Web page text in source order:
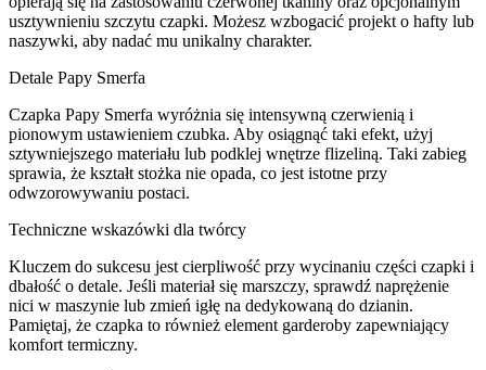
usztywnieniu szczytu czapki. Możesz wzbogacić projekt o hafty lub
naszywki, aby nadać mu unikalny charakter.
Detale Papy Smerfa
Czapka Papy Smerfa wyróżnia się intensywną czerwienią i
pionowym ustawieniem czubka. Aby osiągnąć taki efekt, użyj
sztywniejszego materiału lub podklej wnętrze flizeliną. Taki zabieg
sprawia, że kształt stożka nie opada, co jest istotne przy
odwzorowywaniu postaci.
Techniczne wskazówki dla twórcy
Kluczem do sukcesu jest cierpliwość przy wycinaniu części czapki i
dbałość o detale. Jeśli materiał się marszczy, sprawdź naprężenie
nici w maszynie lub zmień igłę na dedykowaną do dzianin.
Pamiętaj, że czapka to również element garderoby zapewniający
komfort termiczny.